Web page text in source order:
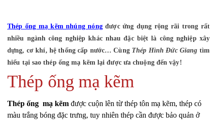
Thép ống mạ kẽm nhúng nóngđược ứng dụng rộng rãi trong rất
nhiều ngành công nghiệp khác nhau đặc biệt là công nghiệp xây
dựng, cơ khí, hệ thống cấp nước… Cùng Thép Hình Đức Giang tìm
hiểu tại sao thép ống mạ kẽm lại được ưa chuộng đến vậy!
Thép ống mạ kẽm
Thép ống mạ kẽm được cuộn lên từ thép tôn mạ kẽm, thép có
màu trắng bóng đặc trưng, tuy nhiên thép cần được bảo quản ở